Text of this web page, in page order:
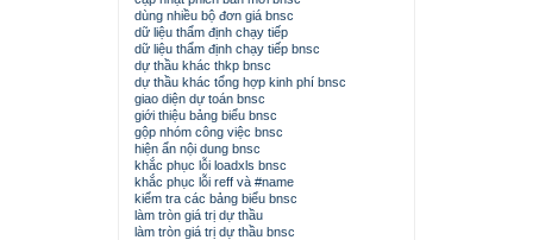
dùng nhiều bộ đơn giá bnsc
dữ liệu thẩm định chạy tiếp
dữ liệu thẩm định chạy tiếp bnsc
dự thầu khác thkp bnsc
dự thầu khác tổng hợp kinh phí bnsc
giao diện dự toán bnsc
giới thiệu bảng biểu bnsc
gộp nhóm công việc bnsc
hiện ẩn nội dung bnsc
khắc phục lỗi loadxls bnsc
khắc phục lỗi reff và #name
kiểm tra các bảng biểu bnsc
làm tròn giá trị dự thầu
làm tròn giá trị dự thầu bnsc